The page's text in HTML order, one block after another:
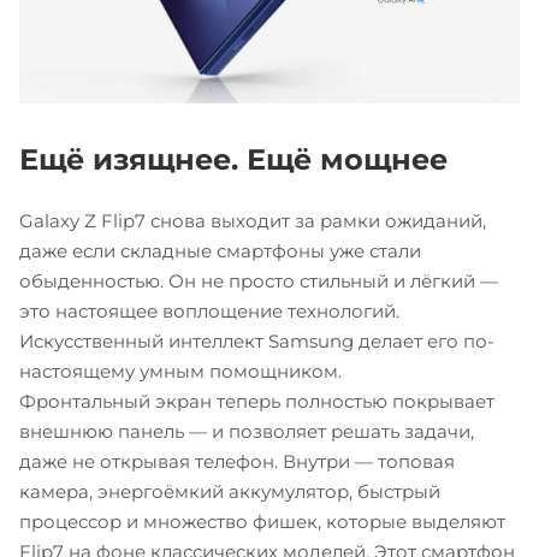
Ещё изящнее. Ещё мощнее
Galaxy Z Flip7 снова выходит за рамки ожиданий,
даже если складные смартфоны уже стали
обыденностью. Он не просто стильный и лёгкий —
это настоящее воплощение технологий.
Искусственный интеллект Samsung делает его по-
настоящему умным помощником.
Фронтальный экран теперь полностью покрывает
внешнюю панель — и позволяет решать задачи,
даже не открывая телефон. Внутри — топовая
камера, энергоёмкий аккумулятор, быстрый
процессор и множество фишек, которые выделяют
Flip7 на фоне классических моделей. Этот смартфон